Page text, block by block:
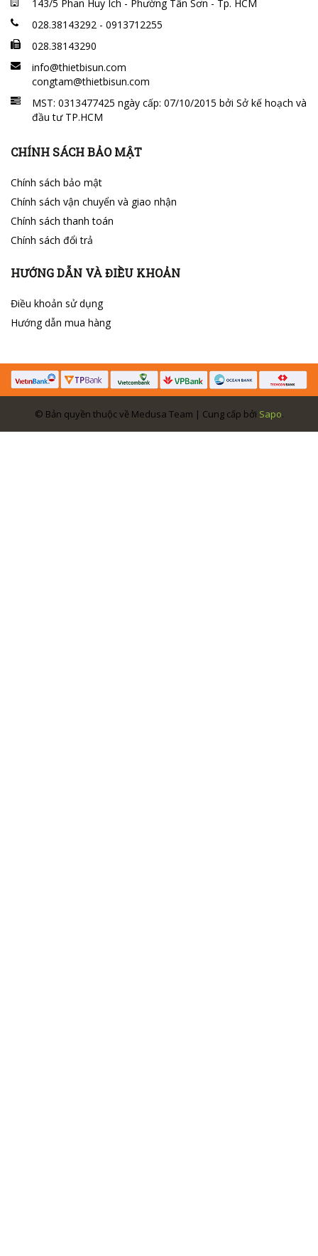
143/5 Phan Huy Ích - Phường Tân Sơn - Tp. HCM
028.38143292 - 0913712255
028.38143290
info@thietbisun.com
congtam@thietbisun.com
MST: 0313477425 ngày cấp: 07/10/2015 bởi Sở kế hoạch và
đầu tư TP.HCM
CHÍNH SÁCH BẢO MẬT
Chính sách bảo mật
Chính sách vận chuyển và giao nhận
Chính sách thanh toán
Chính sách đổi trả
HƯỚNG DẪN VÀ ĐIỀU KHOẢN
Điều khoản sử dụng
Hướng dẫn mua hàng
© Bản quyền thuộc về Medusa Team | Cung cấp bởi Sapo.